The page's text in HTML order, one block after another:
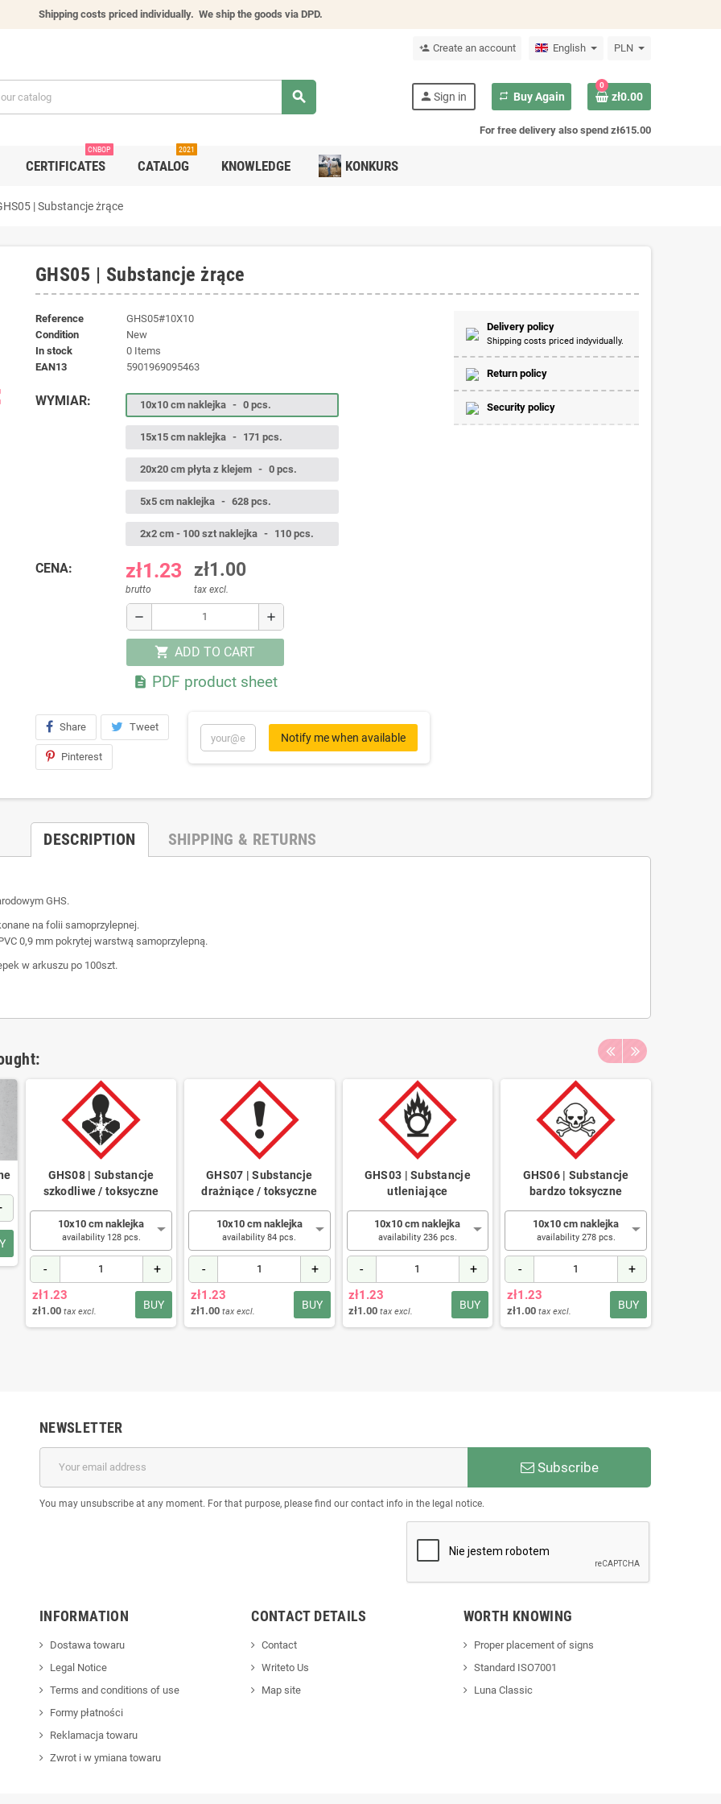
Shipping costs priced individually. We ship the goods via DPD.
person_add Create an account English PLN
search person Sign in repeat Buy Again
0
zł0.00
For free delivery also spend zł615.00
CERTIFICATES
CNBOP
CATALOG
2021
KNOWLEDGE KONKURS
| Substancje żrące
GHS05 | Substancje żrące
Reference
GHS05#10X10
Condition
New
In stock
0 Items
EAN13
5901969095463
WYMIAR: 10x10 cm naklejka - 0 pcs.
15x15 cm naklejka - 171 pcs.
20x20 cm płyta z klejem - 0 pcs.
5x5 cm naklejka - 628 pcs.
2x2 cm - 100 szt naklejka - 110 pcs.
CENA: zł1.23
brutto
zł1.00
tax excl.
remove add
shopping_cart ADD TO CART
 PDF product sheet
Share Tweet
Pinterest
Notify me when available
Delivery policy
Shipping costs priced indyvidually.
Return policy
Security policy
DESCRIPTION SHIPPING & RETURNS
GHS.
na folii samoprzylepnej.
0,9 mm pokrytej warstwą samoprzylepną.
w arkuszu po 100szt.
GHS08 | Substancje
szkodliwe / toksyczne
10x10 cm naklejka
availability 128 pcs.
- +
BUY
zł1.23
zł1.00 tax excl.
GHS07 | Substancje
drażniące / toksyczne
10x10 cm naklejka
availability 84 pcs.
- +
BUY
zł1.23
zł1.00 tax excl.
GHS03 | Substancje
utleniające
10x10 cm naklejka
availability 236 pcs.
- +
BUY
zł1.23
zł1.00 tax excl.
GHS06 | Substancje
bardzo toksyczne
10x10 cm naklejka
availability 278 pcs.
- +
BUY
zł1.23
zł1.00 tax excl.
NEWSLETTER
Subscribe
You may unsubscribe at any moment. For that purpose, please find our contact info in the legal notice.
INFORMATION
Dostawa towaru
Legal Notice
Terms and conditions of use
Formy płatności
Reklamacja towaru
Zwrot i w ymiana towaru
CONTACT DETAILS
Contact
Writeto Us
Map site
WORTH KNOWING
Proper placement of signs
Standard ISO7001
Luna Classic